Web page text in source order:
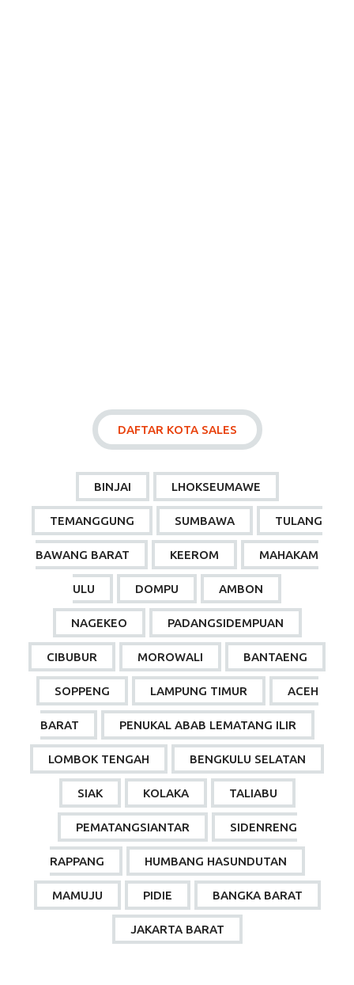
DAFTAR KOTA SALES
BINJAI LHOKSEUMAWE
TEMANGGUNG SUMBAWA TULANG
BAWANG BARAT KEEROM MAHAKAM
ULU DOMPU AMBON
NAGEKEO PADANGSIDEMPUAN
CIBUBUR MOROWALI BANTAENG
SOPPENG LAMPUNG TIMUR ACEH
BARAT PENUKAL ABAB LEMATANG ILIR
LOMBOK TENGAH BENGKULU SELATAN
SIAK KOLAKA TALIABU
PEMATANGSIANTAR SIDENRENG
RAPPANG HUMBANG HASUNDUTAN
MAMUJU PIDIE BANGKA BARAT
JAKARTA BARAT